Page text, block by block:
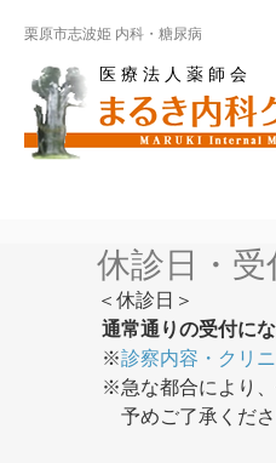
栗原市志波姫 内科・糖尿病
医 療 法 人 薬 師 会
休診日・
＜休診日＞
通常通りの受付にな
※診察内容・クリ
※急な都合により
予めご了承くださ